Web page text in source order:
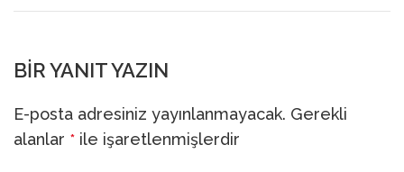
BIR YANIT YAZIN
E-posta adresiniz yayınlanmayacak. Gerekli
alanlar * ile işaretlenmişlerdir